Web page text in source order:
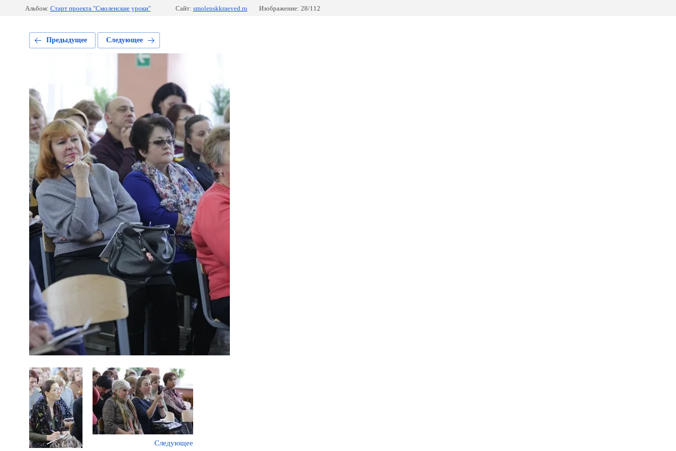
Альбом: Старт проекта "Смоленские уроки" Сайт: smolenskkraeved.ru Изображение: 28/112
Предыдущее Следующее
Следующее